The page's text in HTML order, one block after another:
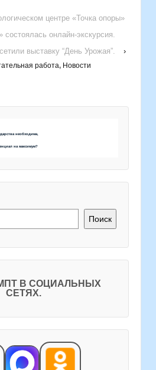
центре «Точка опоры»
онлайн-экскурсия.
выставку “День Урожая”.
›
работа, Новости
необходима,
на максимум?
Поиск
В СОЦИАЛЬНЫХ
СЕТЯХ.